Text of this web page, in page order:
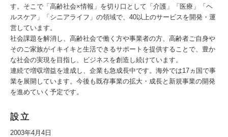
す。そこで「高齢社会×情報」を切り口として「介護」「医療」「ヘ
ルスケア」「シニアライフ」の領域で、40以上のサービスを開発・運
営しています。
社会課題を解消し、高齢社会で働く方や事業者の方、高齢者ご自身や
そのご家族がイキイキと生活できるサポートを提供することで、豊か
な社会の実現を目指し、ビジネスを創造し続けています。
連続で増収増益を達成し、企業も急成長中です。海外では17ヵ国で事
業を展開しています。今後も既存事業の拡大・成長と新規事業の開発
を進めていく予定です。
設立
2003年4月4日